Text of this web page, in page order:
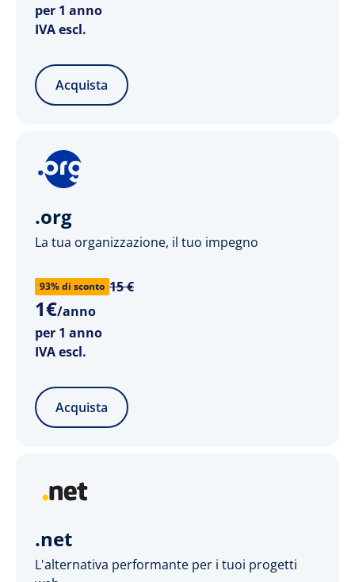
per 1 anno
IVA escl.
Acquista
.org
La tua organizzazione, il tuo impegno
93% di sconto 15 €
1€/anno
per 1 anno
IVA escl.
Acquista
.net
L'alternativa performante per i tuoi progetti